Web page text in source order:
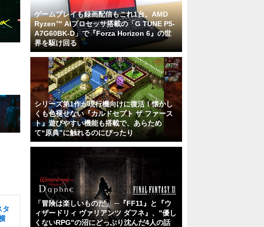
タ
ゲームプレイも録画配信もこれ1台。AMD
Ryzen™ AIプロセッサ搭載の「G TUNE P5-
A7G60BK-D」で『Forza Horizon 6』の世
界を駆け回る
シリーズ第1作が現行機向けに復活！懐かし
くも色褪せない『カルドセプト ザ ファース
ト』遊びやすい機能も搭載で、あらため
て“原典”に触れるのにぴったり
「冒険は楽しいものだ」 ─『FF11』と『ウ
ィザードリィ ヴァリアンツ ダフネ』、"優し
くないRPG"の沼にどっぷり沈んだ4人の話